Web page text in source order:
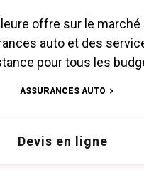
offre sur le marché
auto et des
pour tous les
ASSURANCES AUTO
Devis en ligne